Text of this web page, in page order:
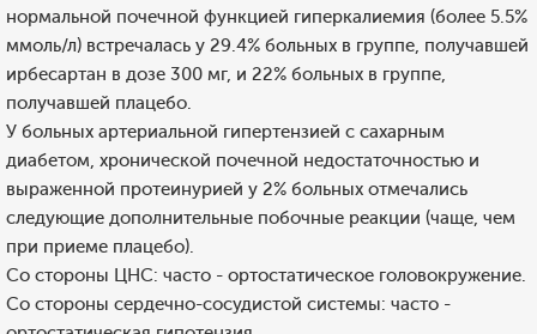
нормальной почечной функцией гиперкалиемия (более 5.5%
ммоль/л) встречалась у 29.4% больных в группе, получавшей
ирбесартан в дозе 300 мг, и 22% больных в группе,
получавшей плацебо.
У больных артериальной гипертензией с сахарным
диабетом, хронической почечной недостаточностью и
выраженной протеинурией у 2% больных отмечались
следующие дополнительные побочные реакции (чаще, чем
при приеме плацебо).
Со стороны ЦНС: часто - ортостатическое головокружение.
Со стороны сердечно-сосудистой системы: часто -